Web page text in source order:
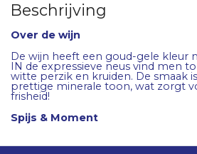
Beschrijving
Over de wijn
De wijn heeft een goud-gele kleur
IN de expressieve neus vind men
witte perzik en kruiden. De smaak
prettige minerale toon, wat zorgt
frisheid!
Spijs & Moment